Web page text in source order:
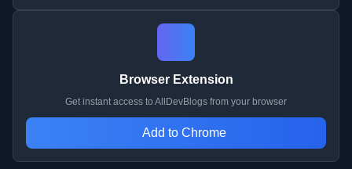
Browser Extension
Get instant access to AllDevBlogs from your browser
Add to Chrome